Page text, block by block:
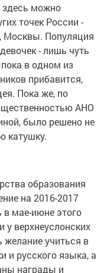
здесь можно
точек России -
Москвы. Популяция
- лишь чуть
в одном из
прибавится,
Пока же, по
АНО
было решено не
катушку.
образования
на 2016-2017
в мае-июне этого
у верхнеуслонских
желание учиться в
и русского языка, а
награды и